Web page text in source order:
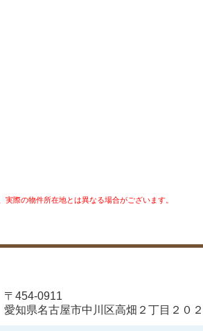
際の物件所在地とは異なる場合がございます。
〒454-0911
愛知県名古屋市中川区高畑２丁目２０